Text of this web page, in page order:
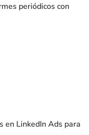
periódicos con
en LinkedIn Ads para